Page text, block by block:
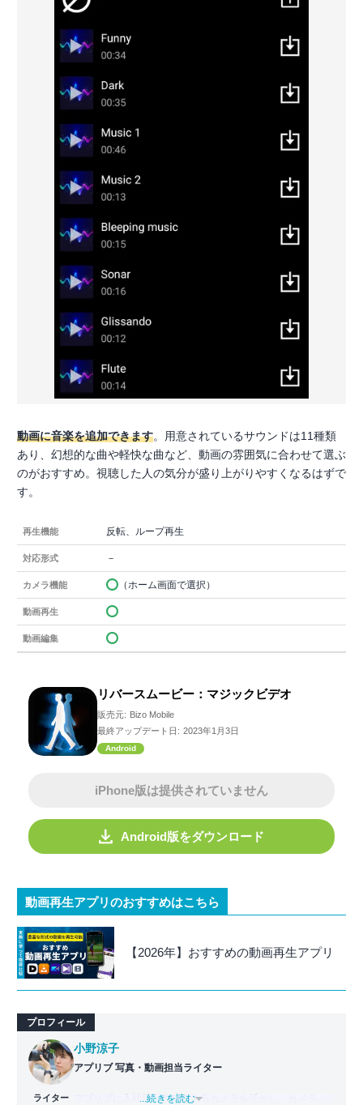
動画に音楽を追加できます。用意されているサウンドは11種類
あり、幻想的な曲や軽快な曲など、動画の雰囲気に合わせて選ぶ
のがおすすめ。視聴した人の気分が盛り上がりやすくなるはずで
す。
再生機能 反転、ループ再生
対応形式 －
カメラ機能 （ホーム画面で選択）
動画再生
動画編集
リバースムービー：マジックビデオ
販売元: Bizo Mobile
最終アップデート日: 2023年1月3日
Android
iPhone版は提供されていません
Android版をダウンロード
動画再生アプリのおすすめはこちら
【2026年】おすすめの動画再生アプリ
プロフィール
ライター
小野涼子
アプリブ 写真・動画担当ライター
アプリブに入社後、趣味であるカメラを活かし、カメラや
...続きを読む